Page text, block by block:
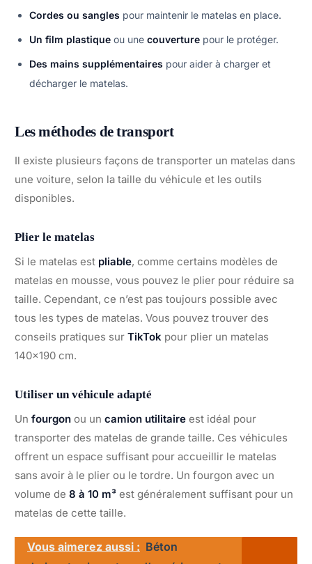
Cordes ou sangles pour maintenir le matelas en place.
Un film plastique ou une couverture pour le protéger.
Des mains supplémentaires pour aider à charger et
décharger le matelas.
Les méthodes de transport
Il existe plusieurs façons de transporter un matelas dans
une voiture, selon la taille du véhicule et les outils
disponibles.
Plier le matelas
Si le matelas est pliable, comme certains modèles de
matelas en mousse, vous pouvez le plier pour réduire sa
taille. Cependant, ce n’est pas toujours possible avec
tous les types de matelas. Vous pouvez trouver des
conseils pratiques sur TikTok pour plier un matelas
140×190 cm.
Utiliser un véhicule adapté
Un fourgon ou un camion utilitaire est idéal pour
transporter des matelas de grande taille. Ces véhicules
offrent un espace suffisant pour accueillir le matelas
sans avoir à le plier ou le tordre. Un fourgon avec un
volume de 8 à 10 m³ est généralement suffisant pour un
matelas de cette taille.
Vous aimerez aussi : Béton